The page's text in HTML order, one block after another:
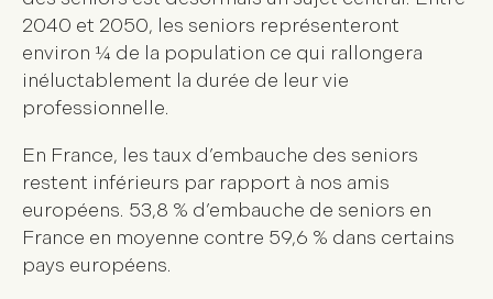
2040 et 2050, les seniors représenteront
environ ¼ de la population ce qui rallongera
inéluctablement la durée de leur vie
professionnelle.
En France, les taux d’embauche des seniors
restent inférieurs par rapport à nos amis
européens. 53,8 % d’embauche de seniors en
France en moyenne contre 59,6 % dans certains
pays européens.